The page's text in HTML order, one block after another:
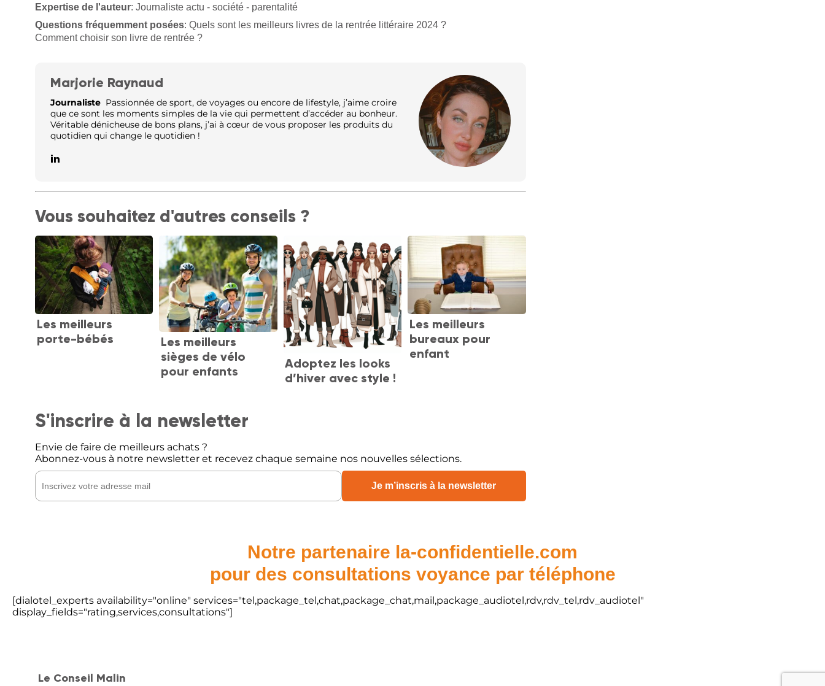
Expertise de l'auteur: Journaliste actu - société - parentalité
Questions fréquemment posées: Quels sont les meilleurs livres de la rentrée littéraire 2024 ?
Comment choisir son livre de rentrée ?
Marjorie Raynaud
Journaliste Passionnée de sport, de voyages ou encore de lifestyle, j’aime croire
que ce sont les moments simples de la vie qui permettent d’accéder au bonheur.
Véritable dénicheuse de bons plans, j’ai à cœur de vous proposer les produits du
quotidien qui change le quotidien !
Vous souhaitez d'autres conseils ?
Les meilleurs
porte-bébés
Les meilleurs
sièges de vélo
pour enfants
Adoptez les looks
d’hiver avec style !
Les meilleurs
bureaux pour
enfant
S'inscrire à la newsletter
Envie de faire de meilleurs achats ?
Abonnez-vous à notre newsletter et recevez chaque semaine nos nouvelles sélections.
Notre partenaire la-confidentielle.com
pour des consultations voyance par téléphone
[dialotel_experts availability="online" services="tel,package_tel,chat,package_chat,mail,package_audiotel,rdv,rdv_tel,rdv_audiotel"
display_fields="rating,services,consultations"]
Le Conseil Malin